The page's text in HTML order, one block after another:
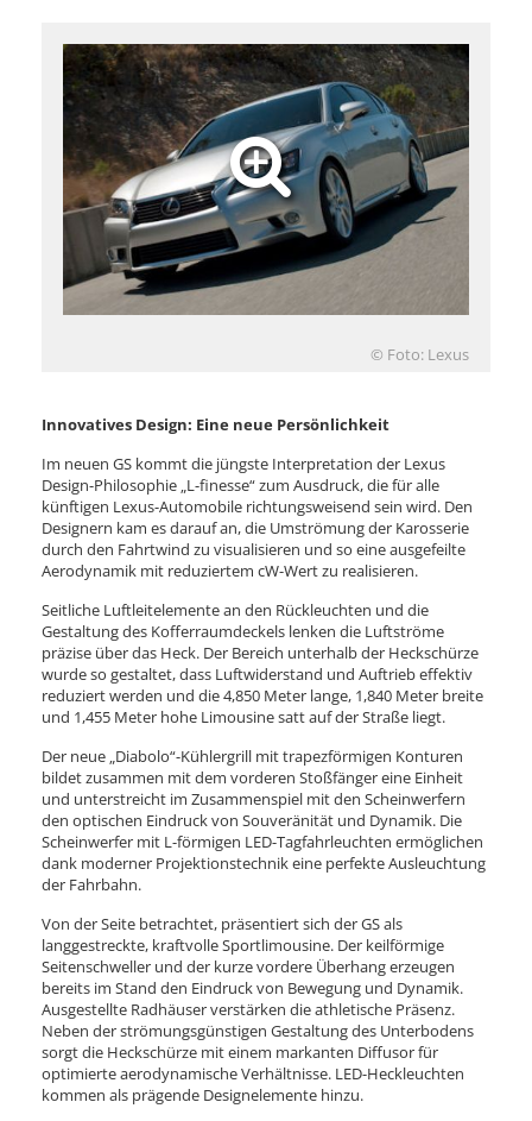
© Foto: Lexus
Innovatives Design: Eine neue Persönlichkeit
Im neuen GS kommt die jüngste Interpretation der Lexus
Design-Philosophie „L-finesse“ zum Ausdruck, die für alle
künftigen Lexus-Automobile richtungsweisend sein wird. Den
Designern kam es darauf an, die Umströmung der Karosserie
durch den Fahrtwind zu visualisieren und so eine ausgefeilte
Aerodynamik mit reduziertem cW-Wert zu realisieren.
Seitliche Luftleitelemente an den Rückleuchten und die
Gestaltung des Kofferraumdeckels lenken die Luftströme
präzise über das Heck. Der Bereich unterhalb der Heckschürze
wurde so gestaltet, dass Luftwiderstand und Auftrieb effektiv
reduziert werden und die 4,850 Meter lange, 1,840 Meter breite
und 1,455 Meter hohe Limousine satt auf der Straße liegt.
Der neue „Diabolo“-Kühlergrill mit trapezförmigen Konturen
bildet zusammen mit dem vorderen Stoßfänger eine Einheit
und unterstreicht im Zusammenspiel mit den Scheinwerfern
den optischen Eindruck von Souveränität und Dynamik. Die
Scheinwerfer mit L-förmigen LED-Tagfahrleuchten ermöglichen
dank moderner Projektionstechnik eine perfekte Ausleuchtung
der Fahrbahn.
Von der Seite betrachtet, präsentiert sich der GS als
langgestreckte, kraftvolle Sportlimousine. Der keilförmige
Seitenschweller und der kurze vordere Überhang erzeugen
bereits im Stand den Eindruck von Bewegung und Dynamik.
Ausgestellte Radhäuser verstärken die athletische Präsenz.
Neben der strömungsgünstigen Gestaltung des Unterbodens
sorgt die Heckschürze mit einem markanten Diffusor für
optimierte aerodynamische Verhältnisse. LED-Heckleuchten
kommen als prägende Designelemente hinzu.